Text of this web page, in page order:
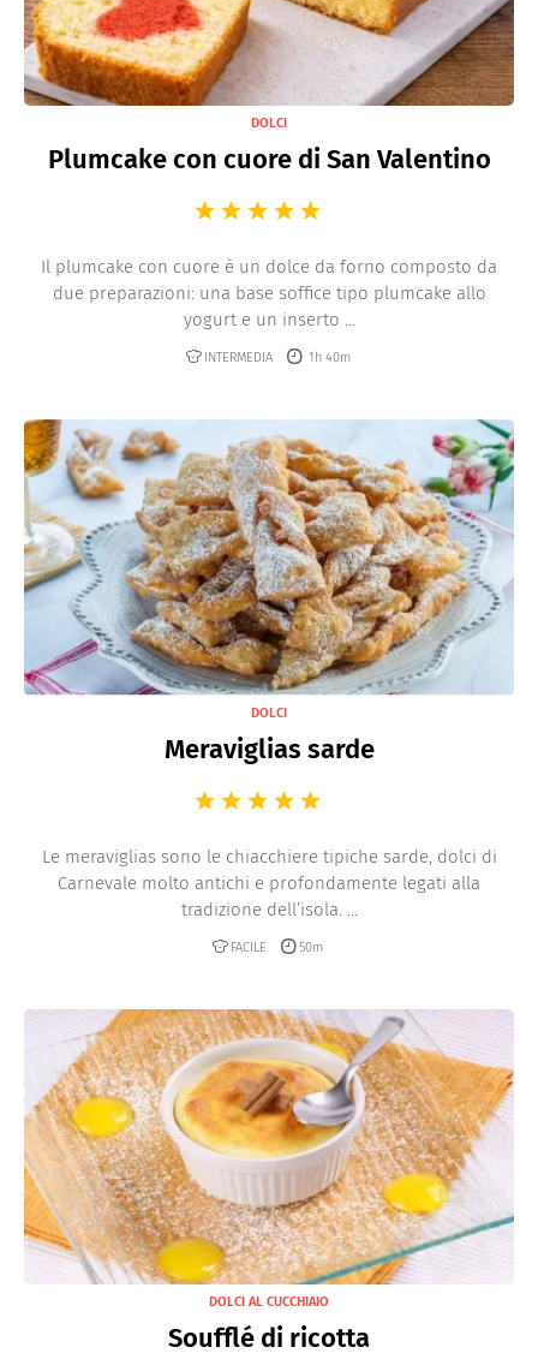
DOLCI
Plumcake con cuore di San Valentino
Il plumcake con cuore è un dolce da forno composto da
due preparazioni: una base soffice tipo plumcake allo
yogurt e un inserto ...
INTERMEDIA 1h 40m
DOLCI
Meraviglias sarde
Le meraviglias sono le chiacchiere tipiche sarde, dolci di
Carnevale molto antichi e profondamente legati alla
tradizione dell’isola. ...
FACILE 50m
DOLCI AL CUCCHIAIO
Soufflé di ricotta